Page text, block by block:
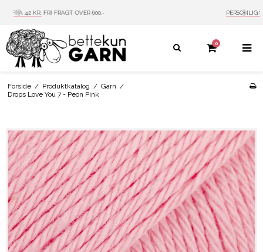
PERSONLIG SERVICE
0
Forside / Produktkatalog / Garn /
Drops Love You 7 - Peon Pink